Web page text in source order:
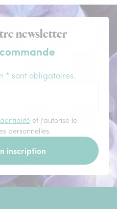
newsletter
* sont obligatoires.
et j'autorise le
personnelles.
inscription